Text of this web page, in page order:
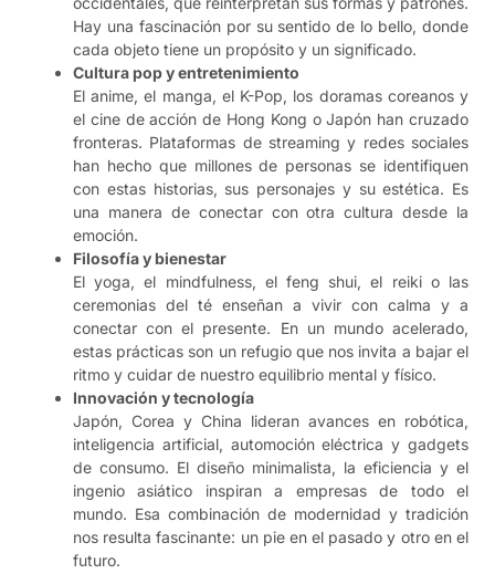
Hay una fascinación por su sentido de lo bello, donde
cada objeto tiene un propósito y un significado.
Cultura pop y entretenimiento
El anime, el manga, el K-Pop, los doramas coreanos y
el cine de acción de Hong Kong o Japón han cruzado
fronteras. Plataformas de streaming y redes sociales
han hecho que millones de personas se identifiquen
con estas historias, sus personajes y su estética. Es
una manera de conectar con otra cultura desde la
emoción.
Filosofía y bienestar
El yoga, el mindfulness, el feng shui, el reiki o las
ceremonias del té enseñan a vivir con calma y a
conectar con el presente. En un mundo acelerado,
estas prácticas son un refugio que nos invita a bajar el
ritmo y cuidar de nuestro equilibrio mental y físico.
Innovación y tecnología
Japón, Corea y China lideran avances en robótica,
inteligencia artificial, automoción eléctrica y gadgets
de consumo. El diseño minimalista, la eficiencia y el
ingenio asiático inspiran a empresas de todo el
mundo. Esa combinación de modernidad y tradición
nos resulta fascinante: un pie en el pasado y otro en el
futuro.